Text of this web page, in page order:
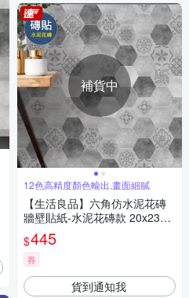
補貨中
12色高精度顏色輸出,畫面細膩
【生活良品】六角仿水泥花磚
牆壁貼紙-水泥花磚款 20x23cm
每套10片(防水即撕即貼)
$445
券
貨到通知我